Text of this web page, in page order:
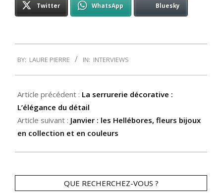
Twitter WhatsApp Bluesky
01-
09
BY: LAURE PIERRE IN: INTERVIEWS
Article précédent : La serrurerie décorative :
L’élégance du détail
Article suivant : Janvier : les Hellébores, fleurs bijoux
en collection et en couleurs
QUE RECHERCHEZ-VOUS ?